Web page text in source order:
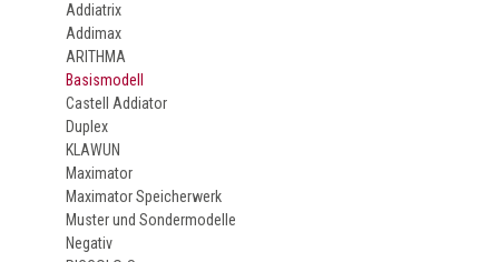
Addiatrix
Addimax
ARITHMA
Basismodell
Castell Addiator
Duplex
KLAWUN
Maximator
Maximator Speicherwerk
Muster und Sondermodelle
Negativ